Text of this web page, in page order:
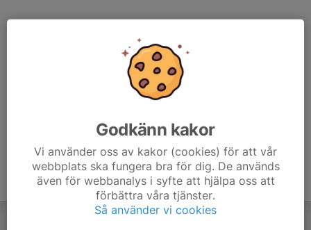
Godkänn kakor
Vi använder oss av kakor (cookies) för att vår
webbplats ska fungera bra för dig. De används
även för webbanalys i syfte att hjälpa oss att
förbättra våra tjänster.
Så använder vi cookies